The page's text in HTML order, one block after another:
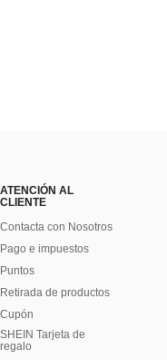
ATENCIÓN AL
CLIENTE
Contacta con Nosotros
Pago e impuestos
Puntos
Retirada de productos
Cupón
SHEIN Tarjeta de
regalo